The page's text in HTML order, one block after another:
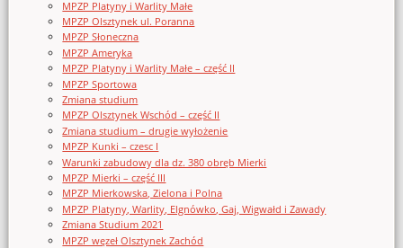
MPZP Platyny i Warlity Małe
MPZP Olsztynek ul. Poranna
MPZP Słoneczna
MPZP Ameryka
MPZP Platyny i Warlity Małe – część II
MPZP Sportowa
Zmiana studium
MPZP Olsztynek Wschód – część II
Zmiana studium – drugie wyłożenie
MPZP Kunki – czesc I
Warunki zabudowy dla dz. 380 obręb Mierki
MPZP Mierki – część III
MPZP Mierkowska, Zielona i Polna
MPZP Platyny, Warlity, Elgnówko, Gaj, Wigwałd i Zawady
Zmiana Studium 2021
MPZP węzeł Olsztynek Zachód